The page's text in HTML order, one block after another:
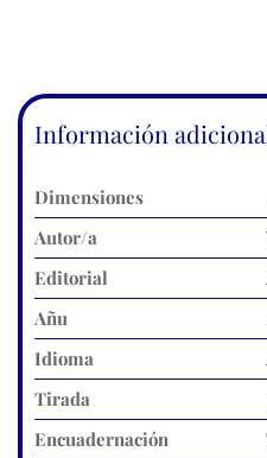
Información
Dimensiones
Autor/a
Editorial
Añu
Idioma
Tirada
Encuadernación